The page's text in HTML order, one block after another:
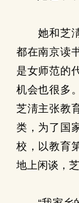
她和芝淸
都在南京读
是女师范的
机会也很多
芝淸主张教
类，为了国
校，以教育
地上闲谈，